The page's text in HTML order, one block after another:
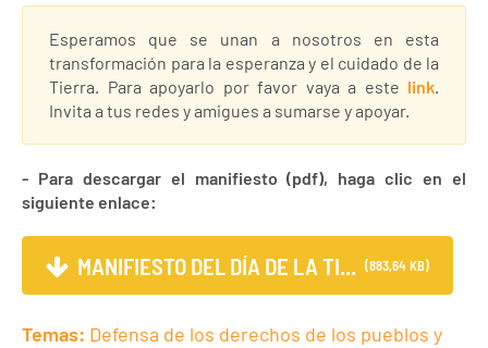
Esperamos que se unan a nosotros en esta
transformación para la esperanza y el cuidado de la
Tierra. Para apoyarlo por favor vaya a este link
Invita a tus redes y amigues a sumarse y apoyar.
- Para descargar el manifiesto (pdf), haga clic en el
siguiente enlace:
MANIFIESTO DEL DÍA DE LA TI... (883,64 KB)
Temas: Defensa de los derechos de los pueblos y